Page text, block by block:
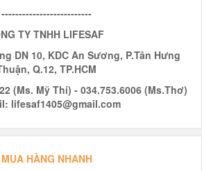
--------------------------
TY TNHH LIFESAF
DN 10, KDC An Sương, P.Tân Hưng
Q.12, TP.HCM
(Ms. Mỹ Thi) - 034.753.6006 (Ms.Thơ)
lifesaf1405@gmail.com
MUA HÀNG NHANH